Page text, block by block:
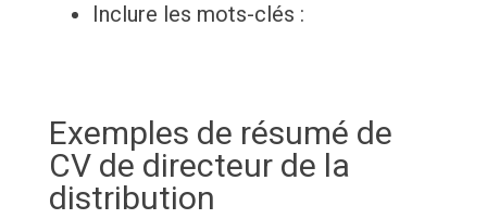
Inclure les mots-clés :
Exemples de résumé de
CV de directeur de la
distribution